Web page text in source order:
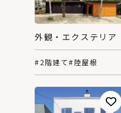
外観・エクステリア
#2階建て#陸屋根